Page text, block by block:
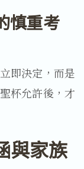
慎重考
即決定，而是
杯允許後，才
與家族